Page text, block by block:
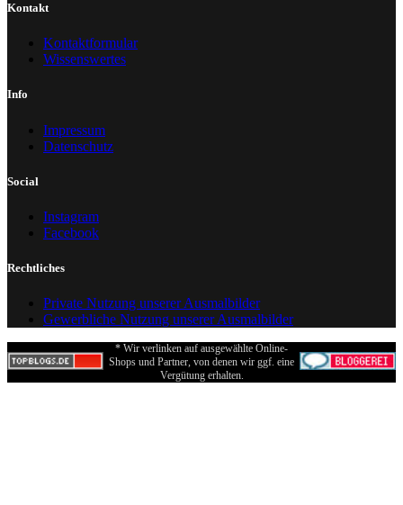
Kontakt
Kontaktformular
Wissenswertes
Info
Impressum
Datenschutz
Social
Instagram
Facebook
Rechtliches
Private Nutzung unserer Ausmalbilder
Gewerbliche Nutzung unserer Ausmalbilder
* Wir verlinken auf ausgewählte Online-
Shops und Partner, von denen wir ggf. eine
Vergütung erhalten.